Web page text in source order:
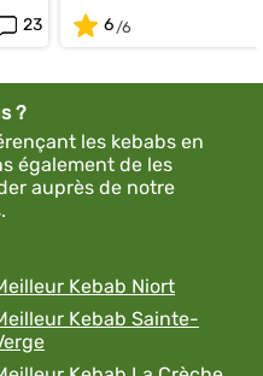
23
6
?
les kebabs en
également de les
auprès de notre
Kebab Niort
Kebab Sainte-